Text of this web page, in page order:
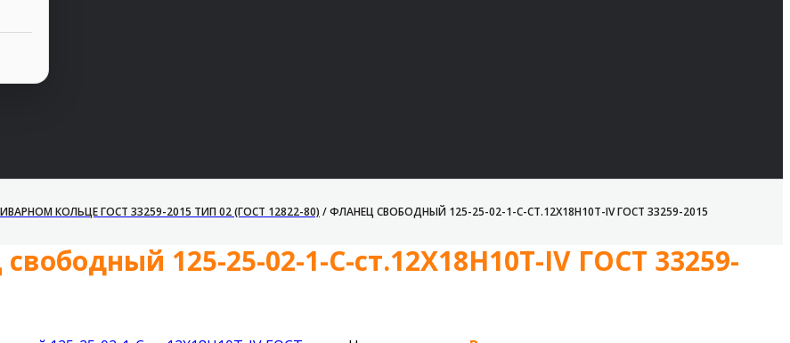
КОЛЬЦЕ ГОСТ 33259-2015 ТИП 02 (ГОСТ 12822-80) /ФЛАНЕЦ СВОБОДНЫЙ 125-25-02-1-С-СТ.12Х18Н10Т-IV ГОСТ 33259-2015
125-25-02-1-С-ст.12Х18Н10Т-IV ГОСТ 33259-